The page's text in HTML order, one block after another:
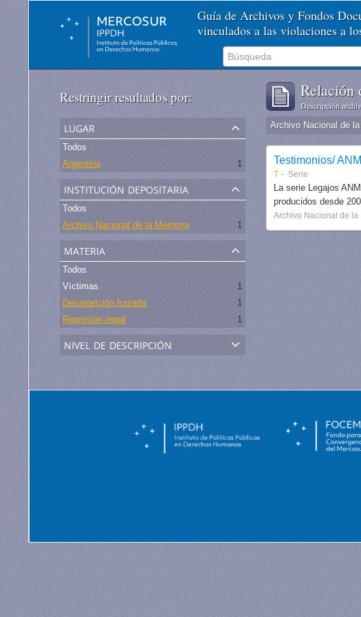
Guía de Archivos y Fondos
vinculados a las violaciones a
Restringir resultados por:
lugar
Todos
Argentina
1
institución depositaria
Todos
Archivo Nacional de la Memoria
1
materia
Todos
Víctimas
1
Desaparición forzada
1
Represión ilegal
1
nivel de descripción
Relación
Descripción
Archivo Nacional de
Testimonios/ ANM
T Serie
La serie Legajos
producidos desde
Archivo Nacional de la